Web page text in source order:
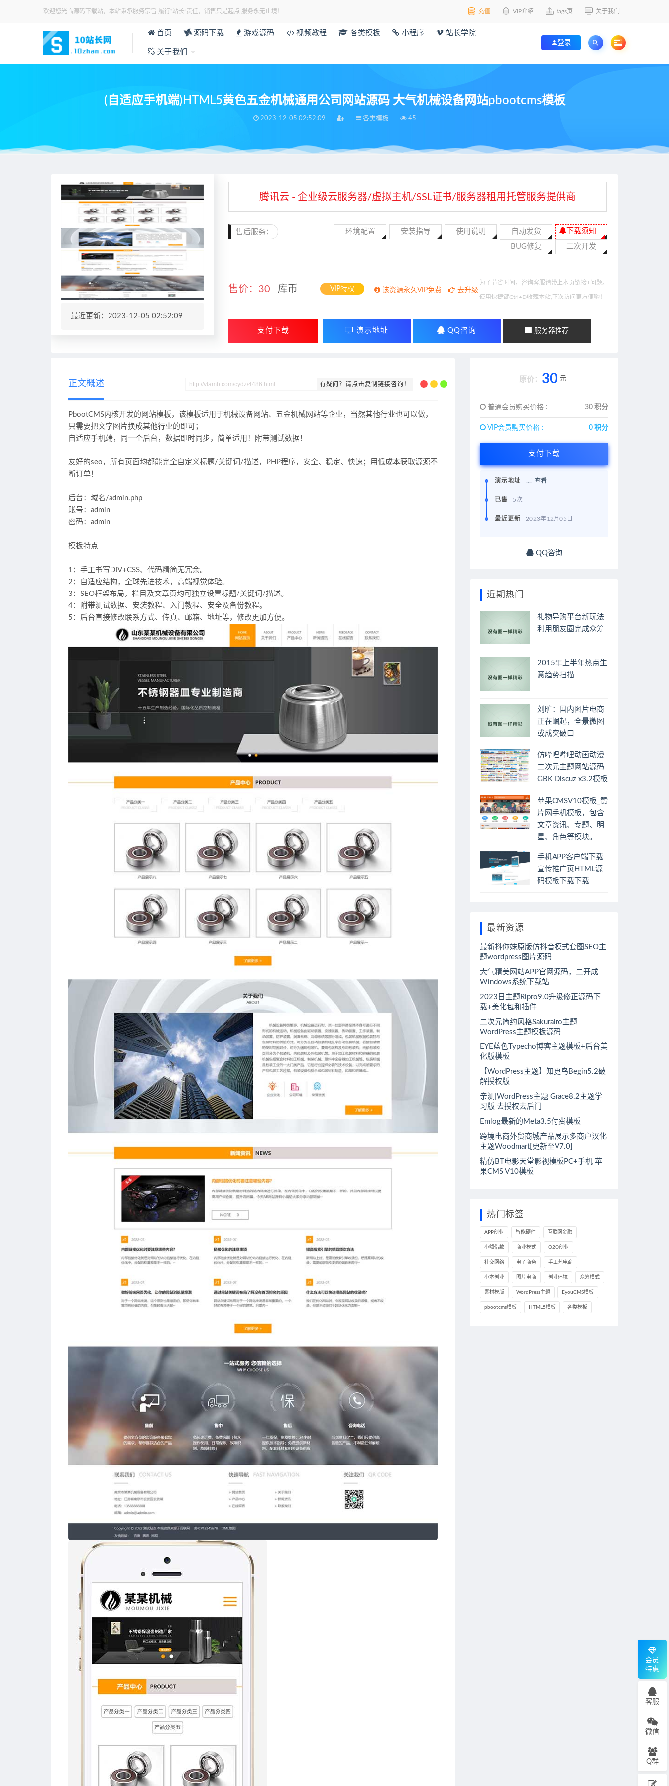
欢迎您光临源码下载站，本站秉承服务宗旨 履行“站长”责任，销售只是起点 服务永无止境！ 充值 VIP介绍 tags页 关于我们
首页 源码下载 游戏源码 视频教程 各类模板 小程序 站长学院
关于我们
登录
(自适应手机端)HTML5黄色五金机械通用公司网站源码 大气机械设备网站pbootcms模板
2023-12-05 02:52:09 各类模板 45
当前位置： 各类模板
最近更新：2023-12-05 02:52:09
腾讯云 - 企业级云服务器/虚拟主机/SSL证书/服务器租用托管服务提供商
售后服务： 自动发货
使用说明
安装指导
环境配置
二次开发
BUG修复
下载须知
售价： 30 库币 VIP特权 该资源永久VIP免费 去升级
为了节省时间，咨询客服请带上本页链接+问题。
使用快捷键Ctrl+D收藏本站,下次访问更方便哟！
支付下载 演示地址 QQ咨询 服务器推荐
有疑问？请点击复制链接咨询！
正文概述
PbootCMS内核开发的网站模板，该模板适用于机械设备网站、五金机械网站等企业，当然其他行业也可以做，
只需要把文字图片换成其他行业的即可；
自适应手机端，同一个后台，数据即时同步，简单适用！附带测试数据！
友好的seo，所有页面均都能完全自定义标题/关键词/描述，PHP程序，安全、稳定、快速；用低成本获取源源不
断订单！
后台：域名/admin.php
账号：admin
密码：admin
模板特点
1：手工书写DIV+CSS、代码精简无冗余。
2：自适应结构，全球先进技术，高端视觉体验。
3：SEO框架布局，栏目及文章页均可独立设置标题/关键词/描述。
4：附带测试数据、安装教程、入门教程、安全及备份教程。
5：后台直接修改联系方式、传真、邮箱、地址等，修改更加方便。
原价： 30 元
普通会员购买价格 : 30 积分
VIP会员购买价格 : 0 积分
支付下载
演示地址 查看
已售 5次
最近更新 2023年12月05日
QQ咨询
近期热门
礼物导购平台新玩法
利用朋友圈完成众筹
2015年上半年热点生
意趋势扫描
刘旷：国内图片电商
正在崛起，全景微图
或成突破口
仿哔哩哔哩动画动漫
二次元主题网站源码
GBK Discuz x3.2模板
苹果CMSV10模板_赞
片网手机模板，包含
文章资讯、专题、明
星、角色等模块。
手机APP客户端下载
宣传推广页HTML源
码模板下载下载
最新资源
最新抖你妹原版仿抖音模式套图SEO主
题wordpress图片源码
大气精美网站APP官网源码，二开成
Windows系统下载站
2023日主题Ripro9.0升级修正源码下
载+美化包和插件
二次元简约风格Sakurairo主题
WordPress主题模板源码
EYE蓝色Typecho博客主题模板+后台美
化版模板
【WordPress主题】知更鸟Begin5.2破
解授权版
亲测|WordPress主题 Grace8.2主题学
习版 去授权去后门
Emlog最新的Meta3.5付费模板
跨境电商外贸商城产品展示多商户汉化
主题Woodmart[更新至V7.0]
精仿BT电影天堂影视模板PC+手机 苹
果CMS V10模板
热门标签
APP创业 智能硬件 互联网金融
小额借款 商业模式 O2O创业
社交网络 电子商务 手工艺电商
小本创业 图片电商 创业环境 众筹模式
素材模版 WordPress主题 EyouCMS模板
pbootcms模板 HTML5模板 各类模板
会员
特惠
客服
微信
Q群